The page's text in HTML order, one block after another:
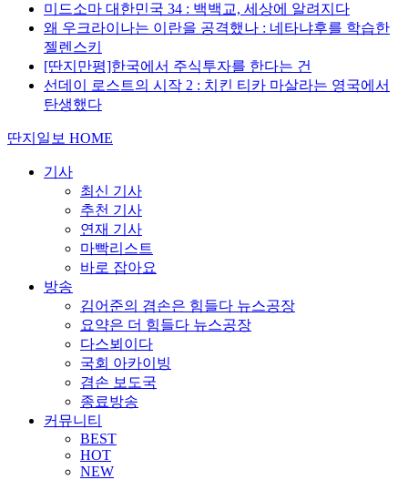
미드소마 대한민국 34 : 백백교, 세상에 알려지다
왜 우크라이나는 이란을 공격했나 : 네타냐후를 학습한
젤렌스키
[딴지만평]한국에서 주식투자를 한다는 건
선데이 로스트의 시작 2 : 치킨 티카 마살라는 영국에서
탄생했다
딴지일보 HOME
기사
최신 기사
추천 기사
연재 기사
마빡리스트
바로 잡아요
방송
김어준의 겸손은 힘들다 뉴스공장
요약은 더 힘들다 뉴스공장
다스뵈이다
국회 아카이빙
겸손 보도국
종료방송
커뮤니티
BEST
HOT
NEW